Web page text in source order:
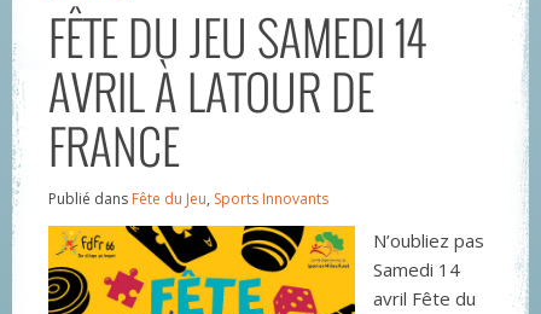
FÊTE DU JEU SAMEDI 14
AVRIL À LATOUR DE
FRANCE
Publié dans Fête du Jeu, Sports Innovants
N’oubliez pas
Samedi 14
avril Fête du